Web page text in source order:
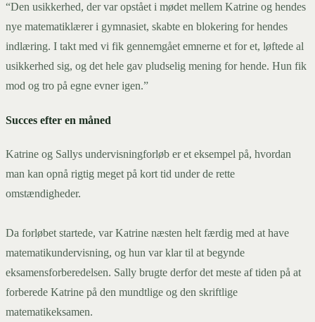
“Den usikkerhed, der var opstået i mødet mellem Katrine og hendes
nye matematiklærer i gymnasiet, skabte en blokering for hendes
indlæring. I takt med vi fik gennemgået emnerne et for et, løftede al
usikkerhed sig, og det hele gav pludselig mening for hende. Hun fik
mod og tro på egne evner igen.”
Succes efter en måned
Katrine og Sallys undervisningforløb er et eksempel på, hvordan
man kan opnå rigtig meget på kort tid under de rette
omstændigheder.
Da forløbet startede, var Katrine næsten helt færdig med at have
matematikundervisning, og hun var klar til at begynde
eksamensforberedelsen. Sally brugte derfor det meste af tiden på at
forberede Katrine på den mundtlige og den skriftlige
matematikeksamen.